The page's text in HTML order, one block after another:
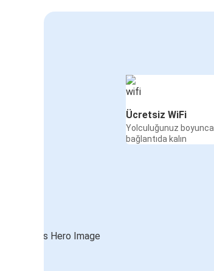
Ücretsiz WiFi
Yolculuğunuz boyunca
bağlantıda kalın